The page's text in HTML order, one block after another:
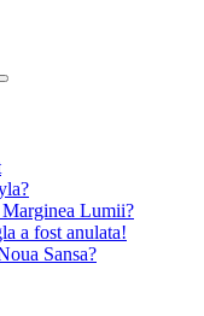
Marginea Lumii?
a fost anulata!
Sansa?